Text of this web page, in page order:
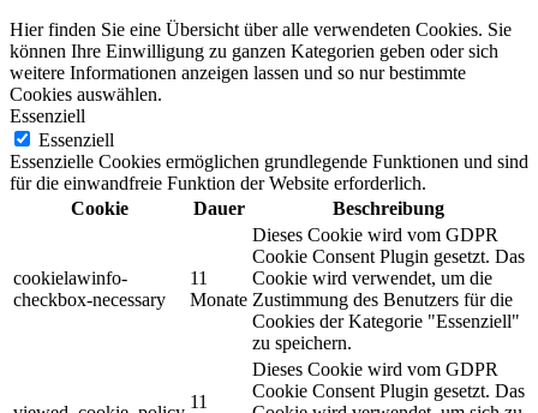
Hier finden Sie eine Übersicht über alle verwendeten Cookies. Sie
können Ihre Einwilligung zu ganzen Kategorien geben oder sich
weitere Informationen anzeigen lassen und so nur bestimmte
Cookies auswählen.
Essenziell
Essenziell
Essenzielle Cookies ermöglichen grundlegende Funktionen und sind
für die einwandfreie Funktion der Website erforderlich.
Cookie
Dauer Beschreibung
cookielawinfo-
checkbox-necessary
11
Monate
Dieses Cookie wird vom GDPR
Cookie Consent Plugin gesetzt. Das
Cookie wird verwendet, um die
Zustimmung des Benutzers für die
Cookies der Kategorie "Essenziell"
zu speichern.
11
Dieses Cookie wird vom GDPR
Cookie Consent Plugin gesetzt. Das